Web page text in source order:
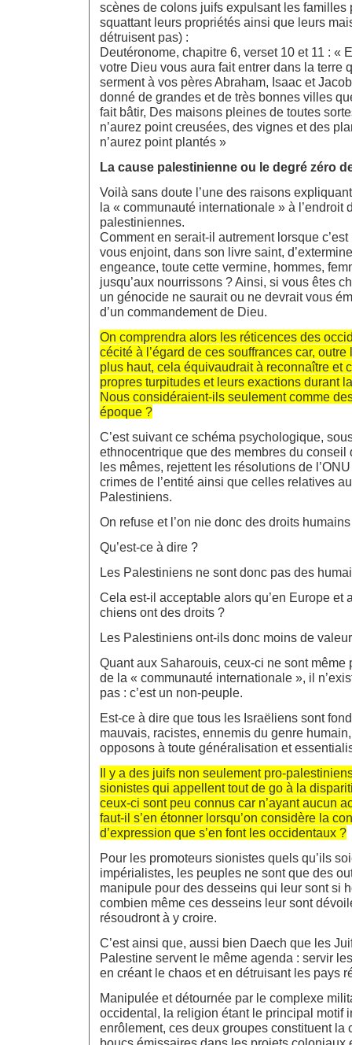
scènes de colons juifs expulsant les familles
squattant leurs propriétés ainsi que leurs
détruisent pas) :
Deutéronome, chapitre 6, verset 10 et 11 : «
votre Dieu vous aura fait entrer dans la terre
serment à vos pères Abraham, Isaac et
donné de grandes et de très bonnes villes
fait bâtir, Des maisons pleines de toutes
n’aurez point creusées, des vignes et des
n’aurez point plantés »
La cause palestinienne ou le degré zéro
Voilà sans doute l’une des raisons
la « communauté internationale » à l’endroit
palestiniennes.
Comment en serait-il autrement lorsque
vous enjoint, dans son livre saint,
engeance, toute cette vermine, hommes,
jusqu’aux nourrissons ? Ainsi, si vous êtes
un génocide ne saurait ou ne devrait vous
d’un commandement de Dieu.
On comprendra alors les réticences des
cécité à l’égard de ces souffrances car,
plus haut, cela équivaudrait à reconnaître et
propres turpitudes et leurs exactions durant
Nous considéraient-ils seulement comme
époque ?
C’est suivant ce schéma psychologique,
ethnocentrique que des membres du conseil
les mêmes, rejettent les résolutions de
crimes de l’entité ainsi que celles relatives
Palestiniens.
On refuse et l’on nie donc des droits
Qu’est-ce à dire ?
Les Palestiniens ne sont donc pas des
Cela est-il acceptable alors qu’en Europe et
chiens ont des droits ?
Les Palestiniens ont-ils donc moins de
Quant aux Saharouis, ceux-ci ne sont même
de la « communauté internationale », il
pas : c’est un non-peuple.
Est-ce à dire que tous les Israëliens sont
mauvais, racistes, ennemis du genre
opposons à toute généralisation et
Il y a des juifs non seulement pro-
sionistes qui appellent tout de go à la
ceux-ci sont peu connus car n’ayant aucun
faut-il s’en étonner lorsqu’on considère la
d’expression que s’en font les occidentaux ?
Pour les promoteurs sionistes quels qu’ils
impérialistes, les peuples ne sont que des
manipule pour des desseins qui leur sont si
combien même ces desseins leur sont
résoudront à y croire.
C’est ainsi que, aussi bien Daech que les
Palestine servent le même agenda : servir
en créant le chaos et en détruisant les pays
Manipulée et détournée par le complexe
occidental, la religion étant le principal motif
enrôlement, ces deux groupes constituent la